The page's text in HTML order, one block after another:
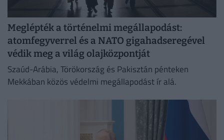
Meglépték a történelmi megállapodást:
atomfegyverrel és a NATO gigahadseregével
védik meg a világ olajközpontját
Szaúd-Arábia, Törökország és Pakisztán pénteken
Mekkában közös védelmi megállapodást ír alá.